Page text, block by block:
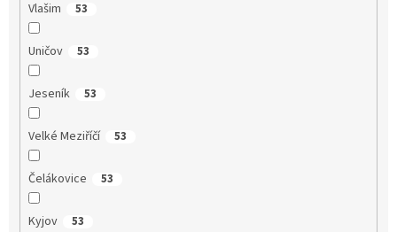
Vlašim 53
Uničov 53
Jeseník 53
Velké Meziříčí 53
Čelákovice 53
Kyjov 53